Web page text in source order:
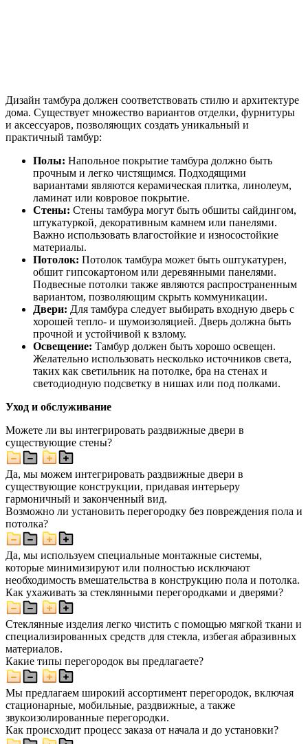
Дизайн тамбура должен соответствовать стилю и архитектуре
дома. Существует множество вариантов отделки, фурнитуры
и аксессуаров, позволяющих создать уникальный и
практичный тамбур:
Полы: Напольное покрытие тамбура должно быть
прочным и легко чистящимся. Подходящими
вариантами являются керамическая плитка, линолеум,
ламинат или ковровое покрытие.
Стены: Стены тамбура могут быть обшиты сайдингом,
штукатуркой, декоративным камнем или панелями.
Важно использовать влагостойкие и износостойкие
материалы.
Потолок: Потолок тамбура может быть оштукатурен,
обшит гипсокартоном или деревянными панелями.
Подвесные потолки также являются распространенным
вариантом, позволяющим скрыть коммуникации.
Двери: Для тамбура следует выбирать входную дверь с
хорошей тепло- и шумоизоляцией. Дверь должна быть
прочной и устойчивой к взлому.
Освещение: Тамбур должен быть хорошо освещен.
Желательно использовать несколько источников света,
таких как светильник на потолке, бра на стенах и
светодиодную подсветку в нишах или под полками.
Уход и обслуживание
Можете ли вы интегрировать раздвижные двери в
существующие стены?
Да, мы можем интегрировать раздвижные двери в
существующие конструкции, придавая интерьеру
гармоничный и законченный вид.
Возможно ли установить перегородку без повреждения пола и
потолка?
Да, мы используем специальные монтажные системы,
которые минимизируют или полностью исключают
необходимость вмешательства в конструкцию пола и потолка.
Как ухаживать за стеклянными перегородками и дверями?
Стеклянные изделия легко чистить с помощью мягкой ткани и
специализированных средств для стекла, избегая абразивных
материалов.
Какие типы перегородок вы предлагаете?
Мы предлагаем широкий ассортимент перегородок, включая
стационарные, мобильные, раздвижные, а также
звукоизолированные перегородки.
Как происходит процесс заказа от начала и до установки?